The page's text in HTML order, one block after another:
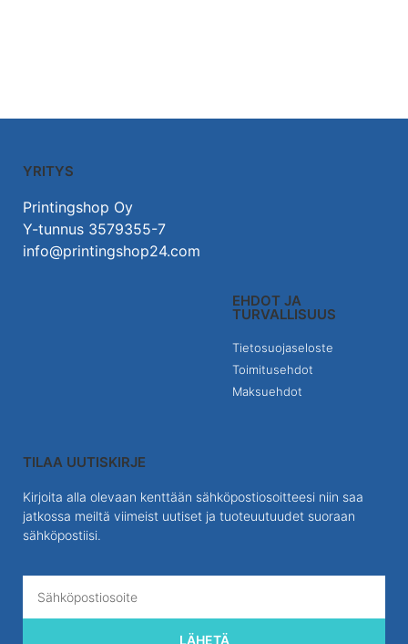
YRITYS
Printingshop Oy
Y-tunnus 3579355-7
info@printingshop24.com
EHDOT JA
TURVALLISUUS
Tietosuojaseloste
Toimitusehdot
Maksuehdot
TILAA UUTISKIRJE
Kirjoita alla olevaan kenttään sähköpostiosoitteesi niin saa
jatkossa meiltä viimeist uutiset ja tuoteuutuudet suoraan
sähköpostiisi.
LÄHETÄ